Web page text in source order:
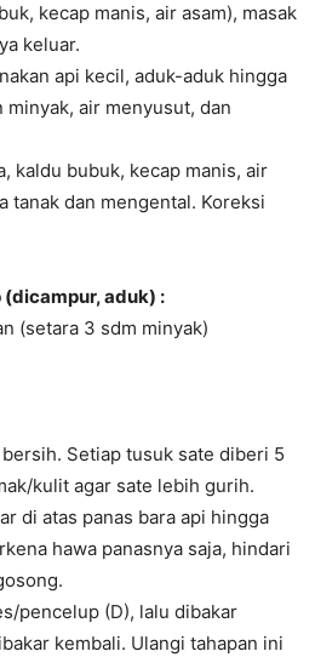
kecap manis, air asam), masak
keluar.
api kecil, aduk-aduk hingga
minyak, air menyusut, dan
kaldu bubuk, kecap manis, air
tanak dan mengental. Koreksi
(dicampur, aduk) :
(setara 3 sdm minyak)
Setiap tusuk sate diberi 5
kulit agar sate lebih gurih.
di atas panas bara api hingga
hawa panasnya saja, hindari
pencelup (D), lalu dibakar
kembali. Ulangi tahapan ini